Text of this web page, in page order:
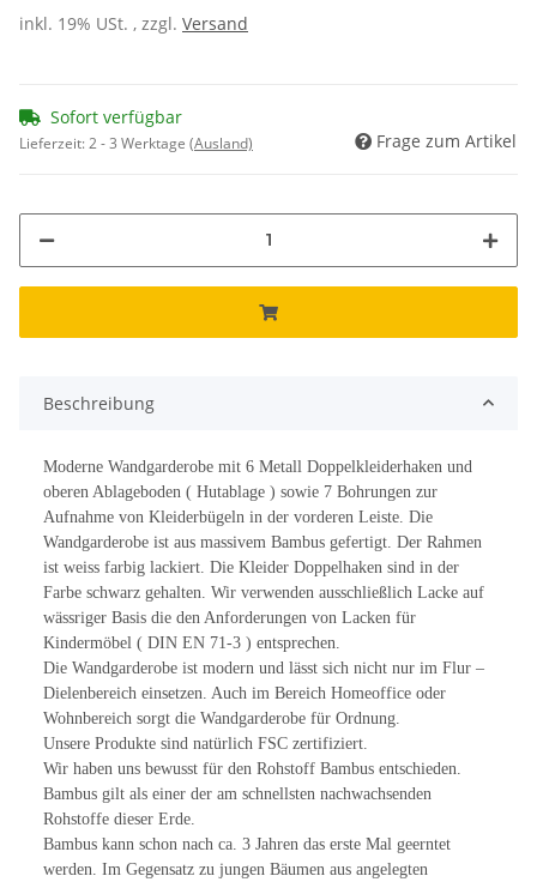
inkl. 19% USt. , zzgl. Versand
Sofort verfügbar
Lieferzeit:2 - 3 Werktage (Ausland) Frage zum Artikel
Beschreibung
Moderne Wandgarderobe mit 6 Metall Doppelkleiderhaken und
oberen Ablageboden ( Hutablage ) sowie 7 Bohrungen zur
Aufnahme von Kleiderbügeln in der vorderen Leiste. Die
Wandgarderobe ist aus massivem Bambus gefertigt. Der Rahmen
ist weiss farbig lackiert. Die Kleider Doppelhaken sind in der
Farbe schwarz gehalten. Wir verwenden ausschließlich Lacke auf
wässriger Basis die den Anforderungen von Lacken für
Kindermöbel ( DIN EN 71-3 ) entsprechen.
Die Wandgarderobe ist modern und lässt sich nicht nur im Flur –
Dielenbereich einsetzen. Auch im Bereich Homeoffice oder
Wohnbereich sorgt die Wandgarderobe für Ordnung.
Unsere Produkte sind natürlich FSC zertifiziert.
Wir haben uns bewusst für den Rohstoff Bambus entschieden.
Bambus gilt als einer der am schnellsten nachwachsenden
Rohstoffe dieser Erde.
Bambus kann schon nach ca. 3 Jahren das erste Mal geerntet
werden. Im Gegensatz zu jungen Bäumen aus angelegten